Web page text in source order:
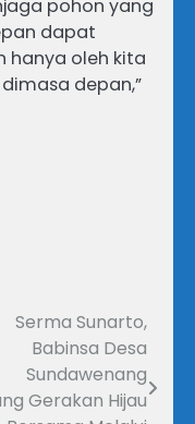
pohon yang
dapat
hanya oleh kita
depan,”
Serma Sunarto,
Babinsa Desa
Sundawenang
Gerakan Hijau